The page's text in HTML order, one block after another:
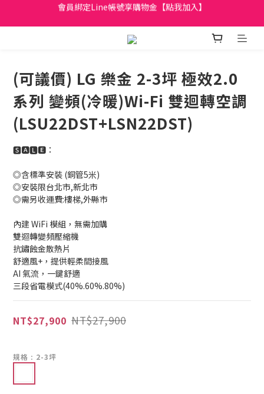
日立家電、國際牌 原廠管制價格 私訊優惠價
全館滿299元免運
日立家電、國際牌 原廠管制價格 私訊優惠價
(可議價) LG 樂金 2-3坪 極效2.0
系列 變頻(冷暖)Wi-Fi 雙迴轉空調
(LSU22DST+LSN22DST)
🆂🅰🅻🅴：
◎含標準安裝 (銅管5米)
◎安裝限台北市,新北市
◎需另收運費:樓梯,外縣市
內建 WiFi 模組，無需加購
雙迴轉變頻壓縮機
抗鏽蝕金散熱片
舒適風+，提供輕柔間接風
AI 氣流，一鍵舒適
三段省電模式(40%.60%.80%)
NT$27,900 NT$27,900
規格 : 2-3坪